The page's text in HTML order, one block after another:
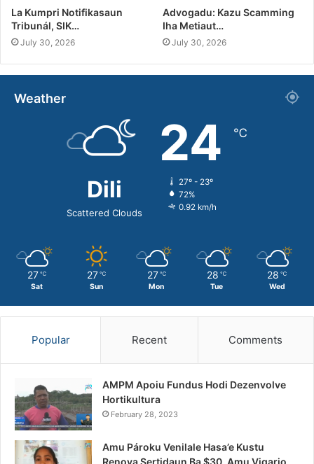
La Kumpri Notifikasaun
Tribunál, SIK…
July 30, 2026
Advogadu: Kazu Scamming
Iha Metiaut…
July 30, 2026
Weather
Dili
Scattered Clouds
24 ℃
27º - 23º
72%
0.92 km/h
27 ℃
Sat
27 ℃
Sun
27 ℃
Mon
28 ℃
Tue
28 ℃
Wed
Popular Recent Comments
AMPM Apoiu Fundus Hodi Dezenvolve
Hortikultura
February 28, 2023
Amu Pároku Venilale Hasa’e Kustu
Renova Sertidaun Ba $30, Amu Vigario